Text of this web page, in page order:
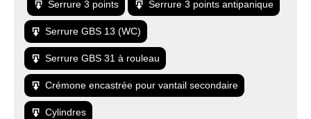
Serrure 3 points Serrure 3 points antipanique
Serrure GBS 13 (WC)
Serrure GBS 31 à rouleau
Crémone encastrée pour vantail secondaire
Cylindres